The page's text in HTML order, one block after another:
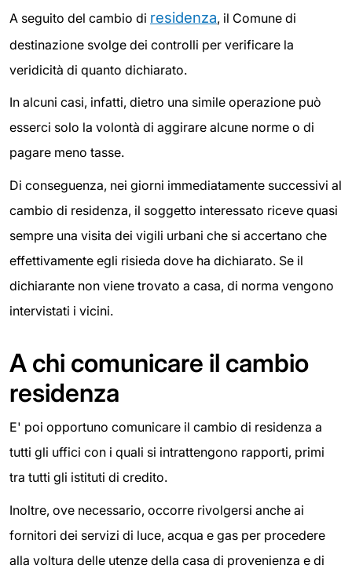
A seguito del cambio di residenza, il Comune di
destinazione svolge dei controlli per verificare la
veridicità di quanto dichiarato.
In alcuni casi, infatti, dietro una simile operazione può
esserci solo la volontà di aggirare alcune norme o di
pagare meno tasse.
Di conseguenza, nei giorni immediatamente successivi al
cambio di residenza, il soggetto interessato riceve quasi
sempre una visita dei vigili urbani che si accertano che
effettivamente egli risieda dove ha dichiarato. Se il
dichiarante non viene trovato a casa, di norma vengono
intervistati i vicini.
A chi comunicare il cambio
residenza
E' poi opportuno comunicare il cambio di residenza a
tutti gli uffici con i quali si intrattengono rapporti, primi
tra tutti gli istituti di credito.
Inoltre, ove necessario, occorre rivolgersi anche ai
fornitori dei servizi di luce, acqua e gas per procedere
alla voltura delle utenze della casa di provenienza e di